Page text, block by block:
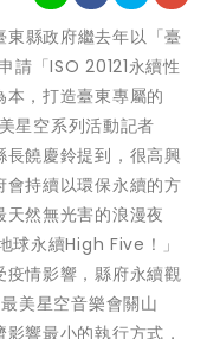
縣政府繼去年以「臺
請「ISO 20121永續性
，打造臺東專屬的
星空系列活動記者
饒慶鈴提到，很高興
持續以環保永續的方
然無光害的浪漫夜
球永續High Five！」
情影響，縣府永續觀
美星空音樂會關山
響最小的執行方式，